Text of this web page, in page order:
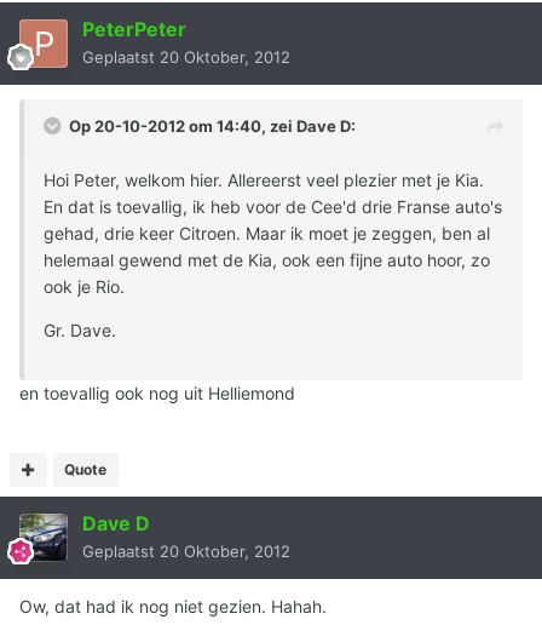
PeterPeter
Geplaatst 20 Oktober, 2012
Op 20-10-2012 om 14:40, zei Dave D:
Hoi Peter, welkom hier. Allereerst veel plezier met je Kia.
En dat is toevallig, ik heb voor de Cee'd drie Franse auto's
gehad, drie keer Citroen. Maar ik moet je zeggen, ben al
helemaal gewend met de Kia, ook een fijne auto hoor, zo
ook je Rio.
Gr. Dave.
en toevallig ook nog uit Helliemond
Quote
Dave D
Geplaatst 20 Oktober, 2012
Ow, dat had ik nog niet gezien. Hahah.